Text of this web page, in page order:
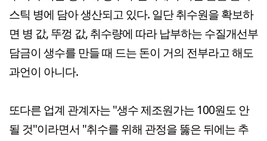
스틱 병에 담아 생산되고 있다. 일단 취수원을 확보하
면 병 값, 뚜껑 값, 취수량에 따라 납부하는 수질개선부
담금이 생수를 만들 때 드는 돈이 거의 전부라고 해도
과언이 아니다.
또다른 업계 관계자는 "생수 제조원가는 100원도 안
될 것"이라면서 "취수를 위해 관정을 뚫은 뒤에는 추